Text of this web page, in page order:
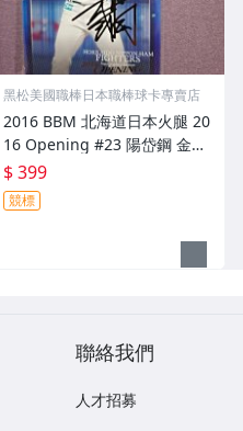
黑松美國職棒日本職棒球卡專賣店
2016 BBM 北海道日本火腿 20
16 Opening #23 陽岱鋼 金箔
$ 399
競標
聯絡我們
人才招募